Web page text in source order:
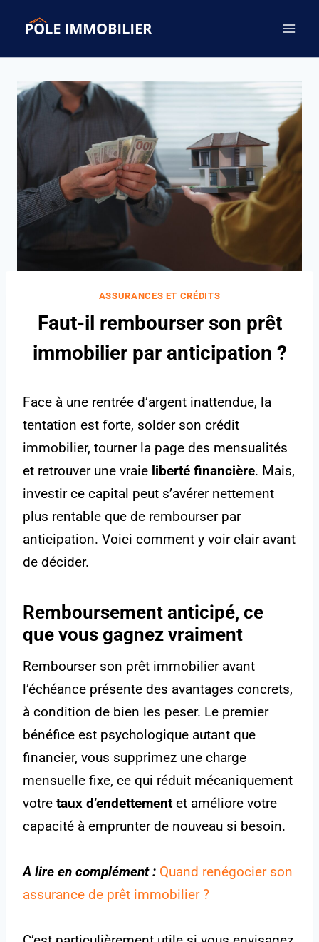
contenu
ASSURANCES ET CRÉDITS
Faut-il rembourser son prêt
immobilier par anticipation ?
Face à une rentrée d’argent inattendue, la
tentation est forte, solder son crédit
immobilier, tourner la page des mensualités
et retrouver une vraie liberté financière. Mais,
investir ce capital peut s’avérer nettement
plus rentable que de rembourser par
anticipation. Voici comment y voir clair avant
de décider.
Remboursement anticipé, ce
que vous gagnez vraiment
Rembourser son prêt immobilier avant
l’échéance présente des avantages concrets,
à condition de bien les peser. Le premier
bénéfice est psychologique autant que
financier, vous supprimez une charge
mensuelle fixe, ce qui réduit mécaniquement
votre taux d’endettement et améliore votre
capacité à emprunter de nouveau si besoin.
A lire en complément : Quand renégocier son
assurance de prêt immobilier ?